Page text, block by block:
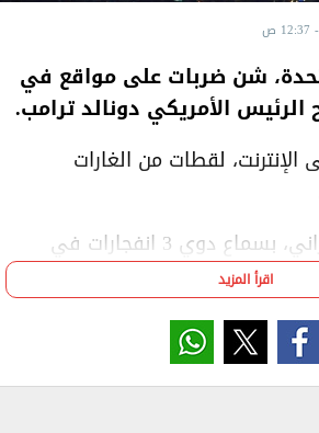
شن ضربات على مواقع في
الرئيس الأمريكي دونالد ترامب.
لقطات من الغارات
وأفاد التلفزيون الإيراني، بسماع دوي 3 انفجارات في
سيريك جنوبي البلاد، مع
أبو موسى جنوبي البلاد.
دوي انفجارات في محافظة
اقرأ المزيد